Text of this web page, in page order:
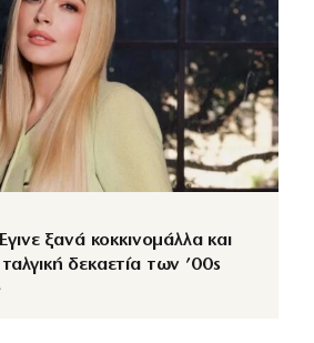
ξανά κοκκινομάλλα και
δεκαετία των ’00s